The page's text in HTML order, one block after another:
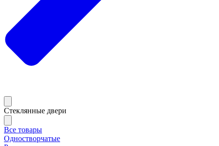
Стеклянные двери
Все товары
Одностворчатые